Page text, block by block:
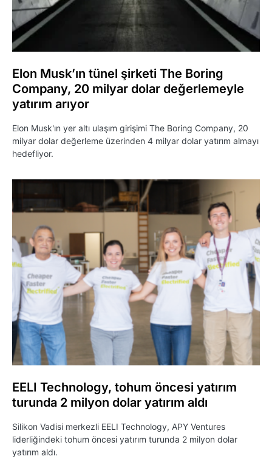
Elon Musk’ın tünel şirketi The Boring
Company, 20 milyar dolar değerlemeyle
yatırım arıyor
Elon Musk'ın yer altı ulaşım girişimi The Boring Company, 20
milyar dolar değerleme üzerinden 4 milyar dolar yatırım almayı
hedefliyor.
EELI Technology, tohum öncesi yatırım
turunda 2 milyon dolar yatırım aldı
Silikon Vadisi merkezli EELI Technology, APY Ventures
liderliğindeki tohum öncesi yatırım turunda 2 milyon dolar
yatırım aldı.